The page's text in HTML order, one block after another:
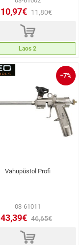
10,97€ 11,80€
d
Laos 2
−7%
Vahupüstol Profi
03-61011
43,39€ 46,65€
d